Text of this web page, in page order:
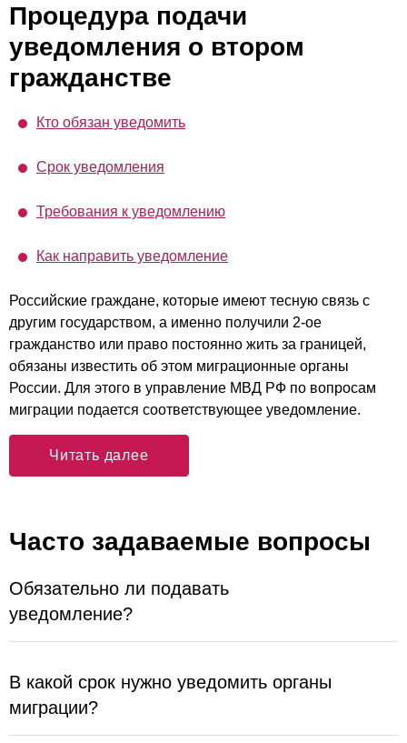
Процедура подачи
уведомления о втором
гражданстве
Кто обязан уведомить
Срок уведомления
Требования к уведомлению
Как направить уведомление
Российские граждане, которые имеют тесную связь с
другим государством, а именно получили 2-ое
гражданство или право постоянно жить за границей,
обязаны известить об этом миграционные органы
России. Для этого в управление МВД РФ по вопросам
миграции подается соответствующее уведомление.
Читать далее
Часто задаваемые вопросы
Обязательно ли подавать
уведомление?
В какой срок нужно уведомить органы
миграции?